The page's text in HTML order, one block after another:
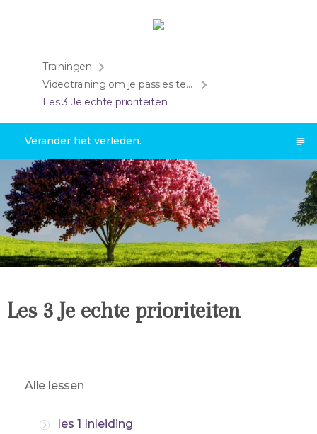
Trainingen
Videotraining om je passies te ontdekken
Les 3 Je echte prioriteiten
Verander het verleden.
Les 3 Je echte prioriteiten
Alle lessen
les 1 Inleiding